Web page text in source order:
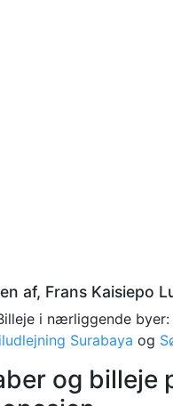
af, Frans Kaisiepo
i nærliggende byer:
Surabaya og
og billeje